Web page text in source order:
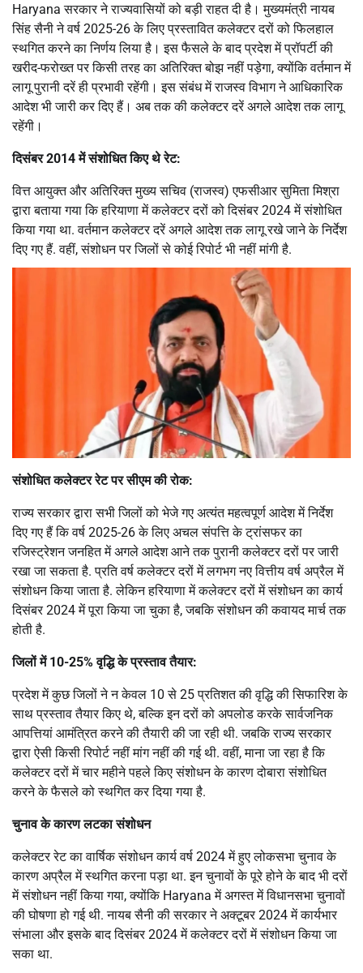
Haryana सरकार ने राज्यवासियों को बड़ी राहत दी है। मुख्यमंत्री नायब
सिंह सैनी ने वर्ष 2025-26 के लिए प्रस्तावित कलेक्टर दरों को फिलहाल
स्थगित करने का निर्णय लिया है। इस फैसले के बाद प्रदेश में प्रॉपर्टी की
खरीद-फरोख्त पर किसी तरह का अतिरिक्त बोझ नहीं पड़ेगा, क्योंकि वर्तमान में
लागू पुरानी दरें ही प्रभावी रहेंगी। इस संबंध में राजस्व विभाग ने आधिकारिक
आदेश भी जारी कर दिए हैं। अब तक की कलेक्टर दरें अगले आदेश तक लागू
रहेंगी।
दिसंबर 2014 में संशोधित किए थे रेट:
वित्त आयुक्त और अतिरिक्त मुख्य सचिव (राजस्व) एफसीआर सुमिता मिश्रा
द्वारा बताया गया कि हरियाणा में कलेक्टर दरों को दिसंबर 2024 में संशोधित
किया गया था. वर्तमान कलेक्टर दरें अगले आदेश तक लागू रखे जाने के निर्देश
दिए गए हैं. वहीं, संशोधन पर जिलों से कोई रिपोर्ट भी नहीं मांगी है.
संशोधित कलेक्टर रेट पर सीएम की रोक:
राज्य सरकार द्वारा सभी जिलों को भेजे गए अत्यंत महत्वपूर्ण आदेश में निर्देश
दिए गए हैं कि वर्ष 2025-26 के लिए अचल संपत्ति के ट्रांसफर का
रजिस्ट्रेशन जनहित में अगले आदेश आने तक पुरानी कलेक्टर दरों पर जारी
रखा जा सकता है. प्रति वर्ष कलेक्टर दरों में लगभग नए वित्तीय वर्ष अप्रैल में
संशोधन किया जाता है. लेकिन हरियाणा में कलेक्टर दरों में संशोधन का कार्य
दिसंबर 2024 में पूरा किया जा चुका है, जबकि संशोधन की कवायद मार्च तक
होती है.
जिलों में 10-25% वृद्धि के प्रस्ताव तैयार:
प्रदेश में कुछ जिलों ने न केवल 10 से 25 प्रतिशत की वृद्धि की सिफारिश के
साथ प्रस्ताव तैयार किए थे, बल्कि इन दरों को अपलोड करके सार्वजनिक
आपत्तियां आमंत्रित करने की तैयारी की जा रही थी. जबकि राज्य सरकार
द्वारा ऐसी किसी रिपोर्ट नहीं मांग नहीं की गई थी. वहीं, माना जा रहा है कि
कलेक्टर दरों में चार महीने पहले किए संशोधन के कारण दोबारा संशोधित
करने के फैसले को स्थगित कर दिया गया है.
चुनाव के कारण लटका संशोधन
कलेक्टर रेट का वार्षिक संशोधन कार्य वर्ष 2024 में हुए लोकसभा चुनाव के
कारण अप्रैल में स्थगित करना पड़ा था. इन चुनावों के पूरे होने के बाद भी दरों
में संशोधन नहीं किया गया, क्योंकि Haryana में अगस्त में विधानसभा चुनावों
की घोषणा हो गई थी. नायब सैनी की सरकार ने अक्टूबर 2024 में कार्यभार
संभाला और इसके बाद दिसंबर 2024 में कलेक्टर दरों में संशोधन किया जा
सका था.